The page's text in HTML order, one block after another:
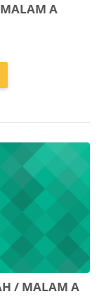
A
/ MALAM A